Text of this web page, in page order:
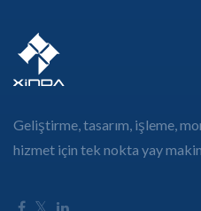
Geliştirme, tasarım, işleme,
hizmet için tek nokta yay